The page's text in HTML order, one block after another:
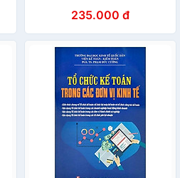
235.000 đ